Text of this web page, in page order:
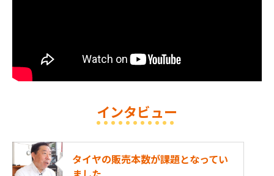
インタビュー
タイヤの販売本数が課題となってい